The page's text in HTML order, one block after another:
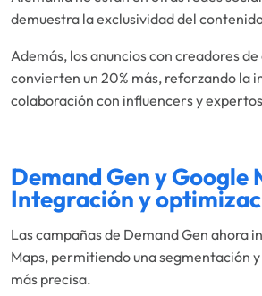
demuestra la exclusividad del
Además, los anuncios con creadores
convierten un 20% más, reforzando la
colaboración con influencers y
Demand Gen y Google
Integración y
Las campañas de Demand Gen ahora
Maps, permitiendo una segmentación
más precisa.